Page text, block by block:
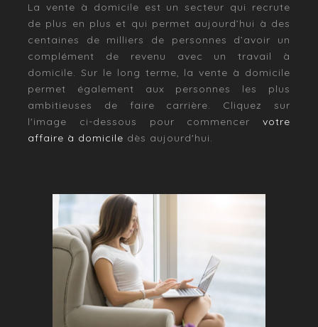
La vente à domicile est un secteur qui recrute
de plus en plus et qui permet aujourd’hui à des
centaines de milliers de personnes d’avoir un
complément de revenu avec un travail à
domicile. Sur le long terme, la vente à domicile
permet également aux personnes les plus
ambitieuses de faire carrière. Cliquez sur
l'image ci-dessous pour commencer votre
affaire à domicile dès aujourd'hui.